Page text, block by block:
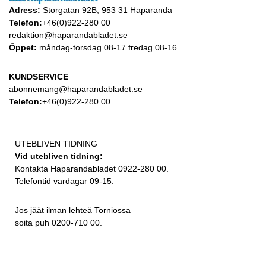
Adress: Storgatan 92B, 953 31 Haparanda
Telefon:+46(0)922-280 00
redaktion@haparandabladet.se
Öppet: måndag-torsdag 08-17 fredag 08-16
KUNDSERVICE
abonnemang@haparandabladet.se
Telefon:+46(0)922-280 00
UTEBLIVEN TIDNING
Vid utebliven tidning:
Kontakta Haparandabladet 0922-280 00.
Telefontid vardagar 09-15.
Jos jäät ilman lehteä Torniossa
soita puh 0200-710 00.